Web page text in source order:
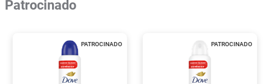
Patrocinado
PATROCINADO PATROCINADO